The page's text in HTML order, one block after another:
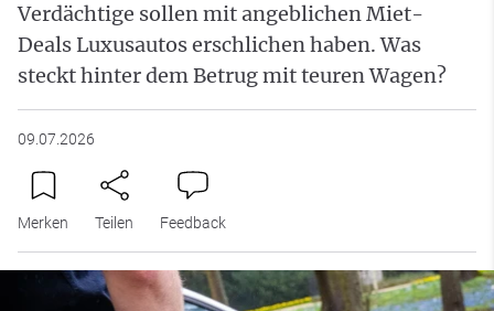
Verdächtige sollen mit angeblichen Miet-
Deals Luxusautos erschlichen haben. Was
steckt hinter dem Betrug mit teuren Wagen?
09.07.2026
Merken Teilen Feedback